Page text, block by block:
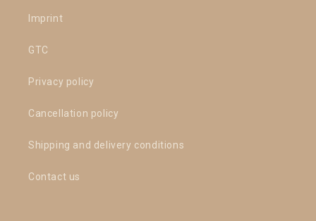
Imprint
GTC
Privacy policy
Cancellation policy
Shipping and delivery conditions
Contact us